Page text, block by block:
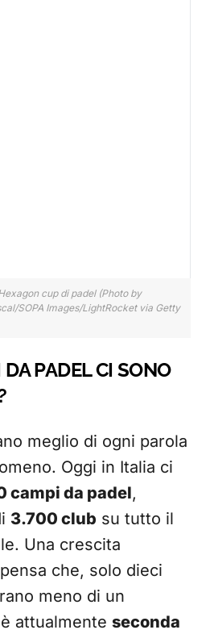
cup di padel (Photo by
SOPA Images/LightRocket via Getty
PADEL CI SONO
meglio di ogni parola
Oggi in Italia ci
campi da padel,
3.700 club su tutto il
Una crescita
che, solo dieci
meno di un
attualmente seconda